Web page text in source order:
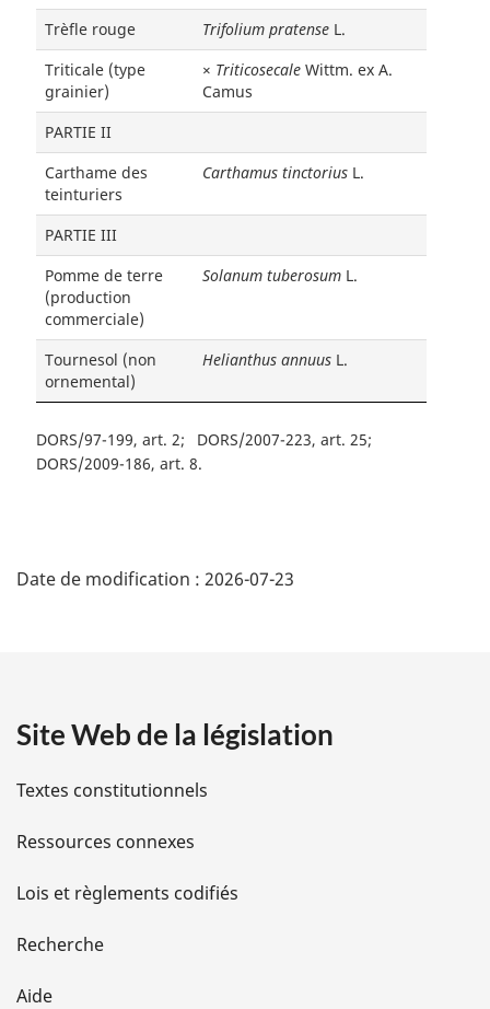
Trèfle rouge
Trifolium pratense L.
Triticale (type
grainier)
× Triticosecale Wittm. ex A.
Camus
PARTIE II
Carthame des
teinturiers
Carthamus tinctorius L.
PARTIE III
Pomme de terre
(production
commerciale)
Solanum tuberosum L.
Tournesol (non
ornemental)
Helianthus annuus L.
DORS/97-199, art. 2
DORS/2007-223, art. 25
DORS/2009-186, art. 8
é
i
l
s
d
e
l
Date de modification : 2026-07-23
Site Web de la législation
Textes constitutionnels
Ressources connexes
Lois et règlements codifiés
Recherche
Aide